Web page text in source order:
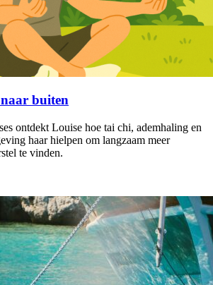
buiten
ontdekt Louise hoe tai chi, ademhaling en
haar hielpen om langzaam meer
te vinden.